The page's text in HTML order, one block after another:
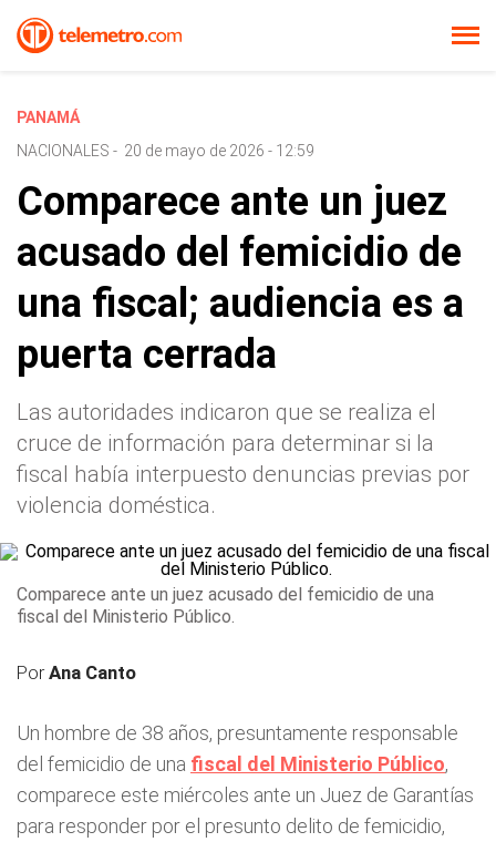
PANAMÁ
NACIONALES - 20 de mayo de 2026 - 12:59
Comparece ante un juez
acusado del femicidio de
una fiscal; audiencia es a
puerta cerrada
Las autoridades indicaron que se realiza el
cruce de información para determinar si la
fiscal había interpuesto denuncias previas por
violencia doméstica.
Comparece ante un juez acusado del femicidio de una
fiscal del Ministerio Público.
PorAna Canto
Un hombre de 38 años, presuntamente responsable
del femicidio de una fiscal del Ministerio Público,
comparece este miércoles ante un Juez de Garantías
para responder por el presunto delito de femicidio,